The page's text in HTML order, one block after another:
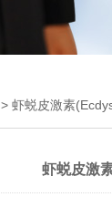
> 虾蜕皮激素
虾蜕皮激